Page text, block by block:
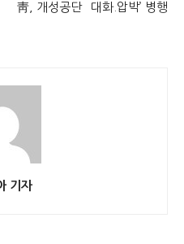
靑, 개성공단 `대화.압박’ 병행
기자